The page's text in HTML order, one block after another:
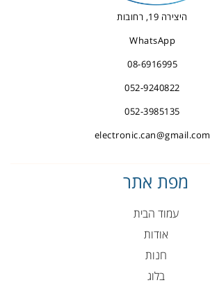
היצירה 19, רחובות
WhatsApp
08-6916995
052-9240822
052-3985135
electronic.can@gmail.com
מפת אתר
עמוד הבית
אודות
חנות
בלוג